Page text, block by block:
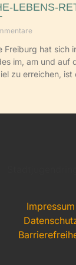
LEBENS-
Freiburg hat sich
im, am und auf
zu erreichen,
Impressum